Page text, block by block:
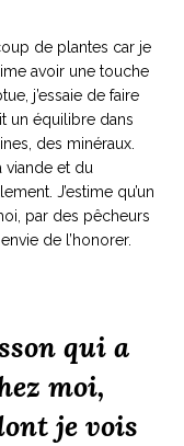
de plantes car je
avoir une touche
j’essaie de faire
un équilibre dans
des minéraux.
viande et du
J’estime qu’un
par des pêcheurs
de l’honorer.
qui a
moi,
je vois